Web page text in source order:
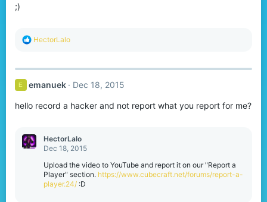
;)
R
c
i
n
HectorLalo
E emanuek Dec 18, 2015
hello record a hacker and not report what you report for me?
HectorLalo
Dec 18, 2015
Upload the video to YouTube and report it on our "Report a
Player" section. https://www.cubecraft.net/forums/report-a-
player.24/ :D